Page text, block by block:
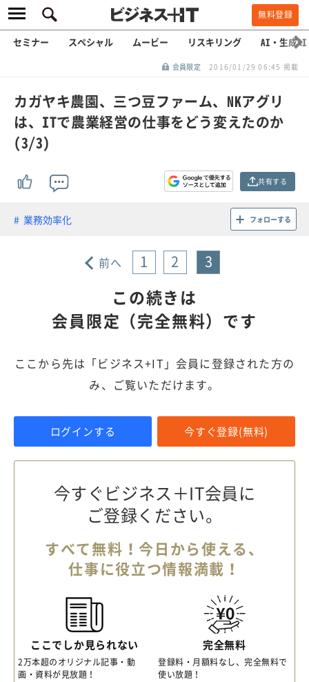
無料登録
セミナー スペシャル ムービー リスキリング AI・生成AI
会員限定 2016/01/29 06:45 掲載
カガヤキ農園、三つ豆ファーム、NKアグリ
は、ITで農業経営の仕事をどう変えたのか
(3/3)
共有する
業務効率化 フォローする
前へ 1 2 3
この続きは
会員限定（完全無料）です
ここから先は「ビジネス+IT」会員に登録された方の
み、ご覧いただけます。
ログインする 今すぐ登録(無料)
今すぐビジネス＋IT会員に
ご登録ください。
すべて無料！今日から使える、
仕事に役立つ情報満載！
ここでしか見られない
2万本超のオリジナル記事・動
画・資料が見放題！
完全無料
登録料・月額料なし、完全無料で
使い放題！